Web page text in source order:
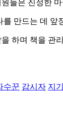
들은 진정한
만드는 데 앞
하며 책을 관
수꾼 감시자 지기